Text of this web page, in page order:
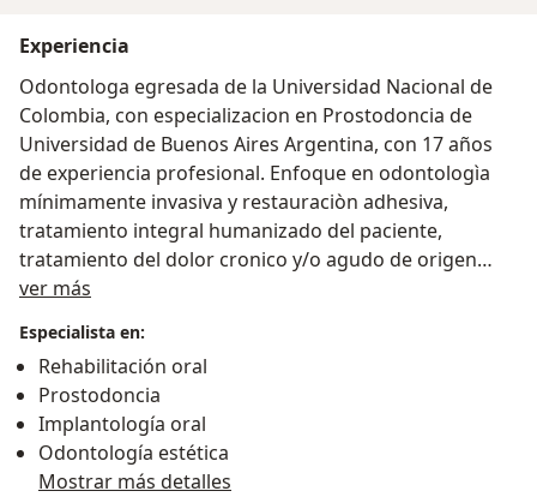
Experiencia
Odontologa egresada de la Universidad Nacional de
Colombia, con especializacion en Prostodoncia de
Universidad de Buenos Aires Argentina, con 17 años
de experiencia profesional. Enfoque en odontologìa
mínimamente invasiva y restauraciòn adhesiva,
tratamiento integral humanizado del paciente,
tratamiento del dolor cronico y/o agudo de origen
dentofacial. Manejo integral del paciente con sintomas
de alta y mediana complejidad. Tratamientos de
odontologia estética llevados con responsabilidad y
ética.
ver más
Especialista en:
Rehabilitación oral
Prostodoncia
Implantología oral
Odontología estética
Mostrar más detalles